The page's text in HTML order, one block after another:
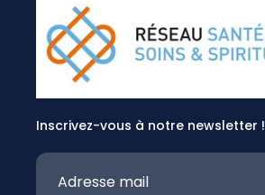
Inscrivez-vous à notre newsletter !